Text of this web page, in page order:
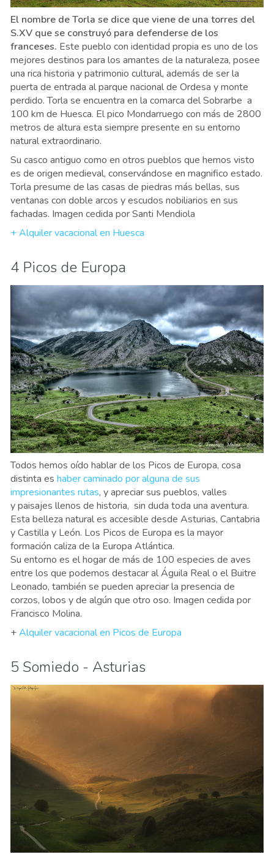
El nombre de Torla se dice que viene de una torres del
S.XV que se construyó para defenderse de los
franceses. Este pueblo con identidad propia es uno de los
mejores destinos para los amantes de la naturaleza, posee
una rica historia y patrimonio cultural, además de ser la
puerta de entrada al parque nacional de Ordesa y monte
perdido. Torla se encuentra en la comarca del Sobrarbe a
100 km de Huesca. El pico Mondarruego con más de 2800
metros de altura esta siempre presente en su entorno
natural extraordinario.
Su casco antiguo como en otros pueblos que hemos visto
es de origen medieval, conservándose en magnifico estado.
Torla presume de las casas de piedras más bellas, sus
ventanas con doble arcos y escudos nobiliarios en sus
fachadas. Imagen cedida por Santi Mendiola
+ Alquiler vacacional en Huesca
4 Picos de Europa
Todos hemos oído hablar de los Picos de Europa, cosa
distinta es haber caminado por alguna de sus
impresionantes rutas, y apreciar sus pueblos, valles
y paisajes llenos de historia, sin duda toda una aventura.
Esta belleza natural es accesible desde Asturias, Cantabria
y Castilla y León. Los Picos de Europa es la mayor
formación caliza de la Europa Atlántica.
Su entorno es el hogar de más de 100 especies de aves
entre los que podemos destacar al Águila Real o el Buitre
Leonado, también se pueden apreciar la presencia de
corzos, lobos y de algún que otro oso. Imagen cedida por
Francisco Molina.
+Alquiler vacacional en Picos de Europa
5 Somiedo - Asturias